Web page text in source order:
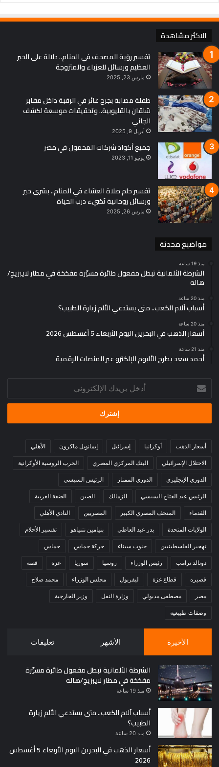
الاكثر مشاهدة
تفسير رؤية المصحف في المنام.. دلالة على الخير
العظيم ورسائل للعزباء والمتزوجة
مارس 23, 2025
طفلة مصابة بجرح غائر في الرقبة داخل مقابر
شلقان بالقليوبية.. وتحقيقات موسعة لكشف
الجاني
أبريل 9, 2025
جميع أكواد شركات المحمول في مصر
يونيو 11, 2023
تفسير حلم صلاة العشاء في المنام.. بشرى خير
ورسائل روحانية تُضيء درب الحياة
مارس 26, 2025
مواضيع محدثة
منذ 19 ساعة
الشرطة الألمانية تبطل مفعول طائرة مسيّرة مفخخة في مطار لايبزيج/
هاله
منذ 20 ساعة
أسباب آلام الكعب.. متى يستدعي الألم زيارة الطبيب؟
منذ 20 ساعة
أسعار الذهب في البحرين اليوم الأربعاء 5 أغسطس 2026
منذ 21 ساعة
أحمد سعد يطرح الألبوم الإلكترو عبر المنصات الرقمية
بريدك
الإلكتروني
أسعار الذهب أوكرانيا إسرائيل إيمانويل ماكرون الأهلي
الاحتلال الإسرائيلي البنك المركزي المصري الحرب الروسية الأوكرانية
الدوري الإنجليزي الدوري الممتاز الرئيس السيسي
الرئيس عبد الفتاح السيسي الزمالك الصين الضفة الغربية
القدماء المتحف المصري الكبير المصريين النادي الأهلي
الولايات المتحدة بدر عبد العاطي بنيامين نتنياهو تفسير الأحلام
تهجير الفلسطينيين جنوب سيناء حركة حماس حماس
دونالد ترامب رئيس الوزراء روسيا سوريا غزة قصه
قصيره قطاع غزة ليفربول مجلس الوزراء محمد صلاح
مصر مصطفى مدبولي وزارة النقل وزير الخارجية
وصفات طبيعية
الأخيرة الأشهر تعليقات
الشرطة الألمانية تبطل مفعول طائرة مسيّرة
مفخخة في مطار لايبزيج/هاله
منذ 19 ساعة
أسباب آلام الكعب.. متى يستدعي الألم زيارة
الطبيب؟
منذ 20 ساعة
أسعار الذهب في البحرين اليوم الأربعاء 5 أغسطس
2026